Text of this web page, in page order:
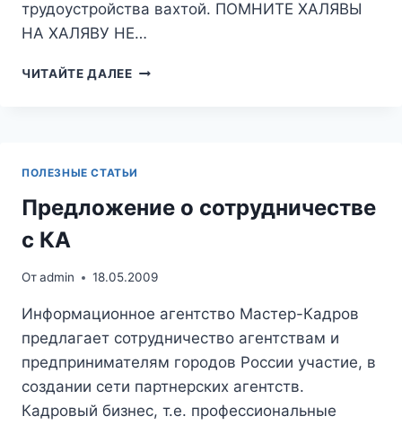
трудоустройства вахтой. ПОМНИТЕ ХАЛЯВЫ
НА ХАЛЯВУ НЕ…
ЧИТАЙТЕ ДАЛЕЕРАБОТА
ПОЛЕЗНЫЕ СТАТЬИ
Предложение о сотрудничестве
с КА
Отadmin 18.05.2009
Информационное агентство Мастер-Кадров
предлагает сотрудничество агентствам и
предпринимателям городов России участие, в
создании сети партнерских агентств.
Кадровый бизнес, т.е. профессиональные